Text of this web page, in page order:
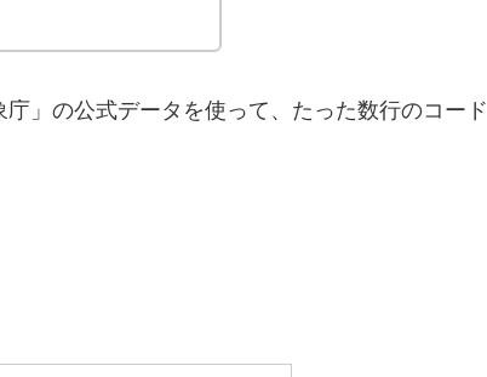
」の公式データを使って、たった数行のコード